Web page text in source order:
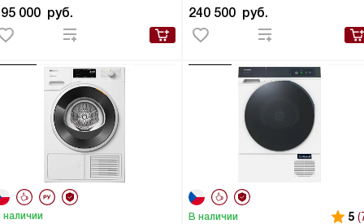
000 руб. 240 500 руб.
наличии В наличии 5